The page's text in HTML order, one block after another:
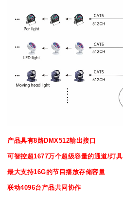
产品具有8路DMX512输出接口
可智控超1677万个超级容量的通道/灯具
最大支持16G的节目播放存储容量
联动4096台产品共同协作